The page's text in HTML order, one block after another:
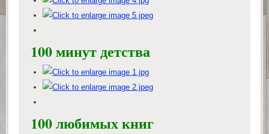
100 минут детства
100 любимых книг